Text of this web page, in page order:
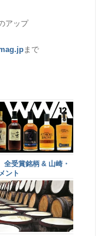
アップ
まで
受賞銘柄 & 山崎・
ント